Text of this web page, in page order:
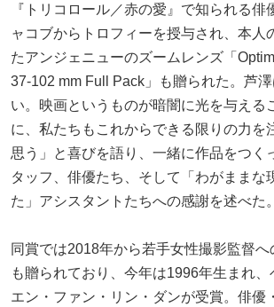
『トリコロール／赤の愛』で知られる俳
ャコブからトロフィーを授与され、本人
たアンジェニューのズームレンズ「
37-102 mm Full Pack」も贈られた。芦
い。映画というものが暗闇に光を与える
に、私たちもこれからできる限りの力を
思う」と喜びを語り、一緒に作品をつく
タッフ、俳優たち、そして「わがままな
た」アシスタントたちへの感謝を述べた。
同賞では2018年から若手女性撮影監督へ
も贈られており、今年は1996年生まれ
エン・ファン・リン・ダンが受賞。俳優